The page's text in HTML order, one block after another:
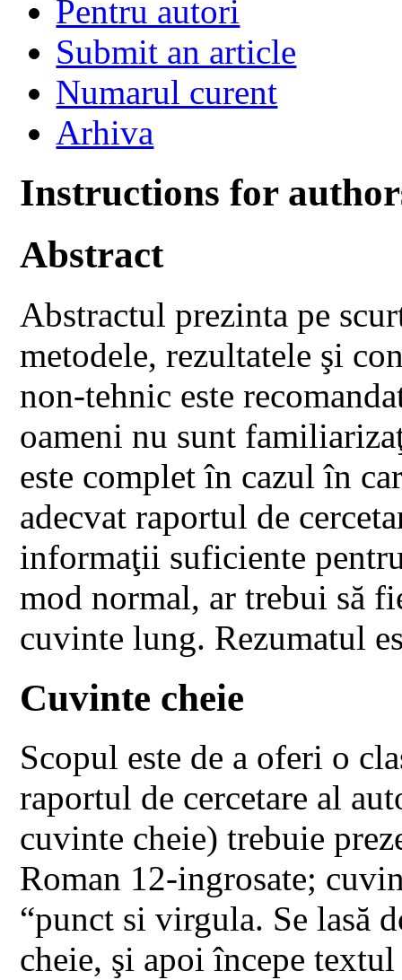
Pentru autori
Submit an article
Numarul curent
Arhiva
Instructions for
Abstract
Abstractul prezinta pe
metodele, rezultatele şi
non-tehnic este
oameni nu sunt
este complet în cazul în
adecvat raportul de
informaţii suficiente
mod normal, ar trebui să
cuvinte lung. Rezumatul
Cuvinte cheie
Scopul este de a oferi o
raportul de cercetare al
cuvinte cheie) trebuie
Roman 12-ingrosate;
“punct si virgula. Se lasă
cheie, şi apoi începe